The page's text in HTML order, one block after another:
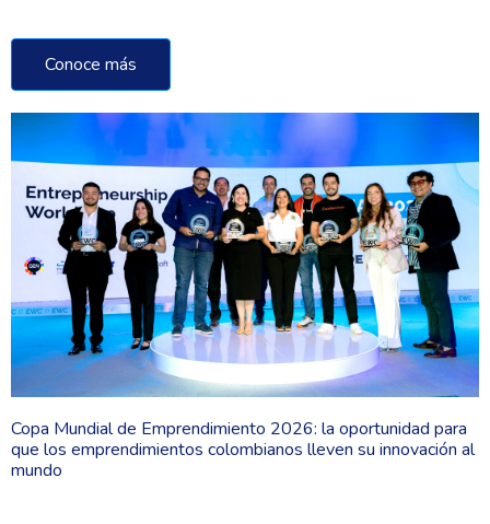
Conoce más
Copa Mundial de Emprendimiento 2026: la oportunidad para
que los emprendimientos colombianos lleven su innovación al
mundo